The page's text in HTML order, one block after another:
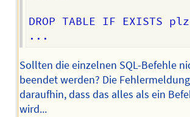
DROP TABLE IF EXISTS
Sollten die einzelnen SQL-Befehle
beendet werden? Die
daraufhin, dass das alles als ein
wird...